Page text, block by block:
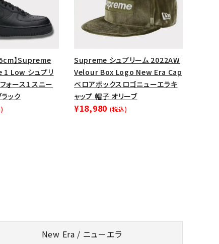
】Supreme
Low シュプリ
ォース１スニー
ック
Supreme シュプリーム 2022AW
Velour Box Logo New Era Cap
ベロアボックスロゴニューエラキ
ャップ 帽子 オリーブ
¥18,980 (税込)
New Era / ニューエラ